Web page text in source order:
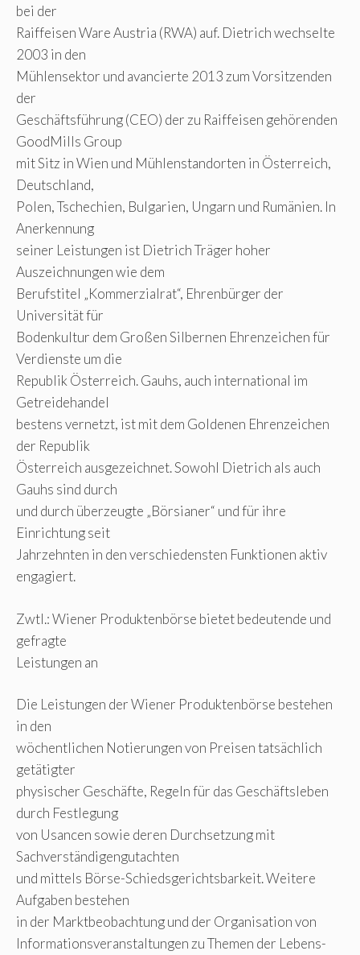
bei der
Raiffeisen Ware Austria (RWA) auf. Dietrich wechselte
2003 in den
Mühlensektor und avancierte 2013 zum Vorsitzenden
der
Geschäftsführung (CEO) der zu Raiffeisen gehörenden
GoodMills Group
mit Sitz in Wien und Mühlenstandorten in Österreich,
Deutschland,
Polen, Tschechien, Bulgarien, Ungarn und Rumänien. In
Anerkennung
seiner Leistungen ist Dietrich Träger hoher
Auszeichnungen wie dem
Berufstitel „Kommerzialrat“, Ehrenbürger der
Universität für
Bodenkultur dem Großen Silbernen Ehrenzeichen für
Verdienste um die
Republik Österreich. Gauhs, auch international im
Getreidehandel
bestens vernetzt, ist mit dem Goldenen Ehrenzeichen
der Republik
Österreich ausgezeichnet. Sowohl Dietrich als auch
Gauhs sind durch
und durch überzeugte „Börsianer“ und für ihre
Einrichtung seit
Jahrzehnten in den verschiedensten Funktionen aktiv
engagiert.
Zwtl.: Wiener Produktenbörse bietet bedeutende und
gefragte
Leistungen an
Die Leistungen der Wiener Produktenbörse bestehen
in den
wöchentlichen Notierungen von Preisen tatsächlich
getätigter
physischer Geschäfte, Regeln für das Geschäftsleben
durch Festlegung
von Usancen sowie deren Durchsetzung mit
Sachverständigengutachten
und mittels Börse-Schiedsgerichtsbarkeit. Weitere
Aufgaben bestehen
in der Marktbeobachtung und der Organisation von
Informationsveranstaltungen zu Themen der Lebens-